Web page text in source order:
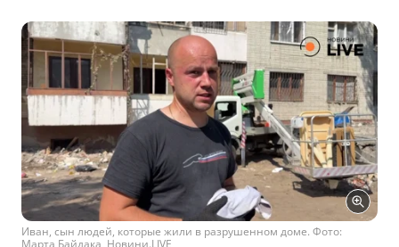
Иван, сын людей, которые жили в разрушенном доме. Фото:
Марта Байдака, Новини.LIVE